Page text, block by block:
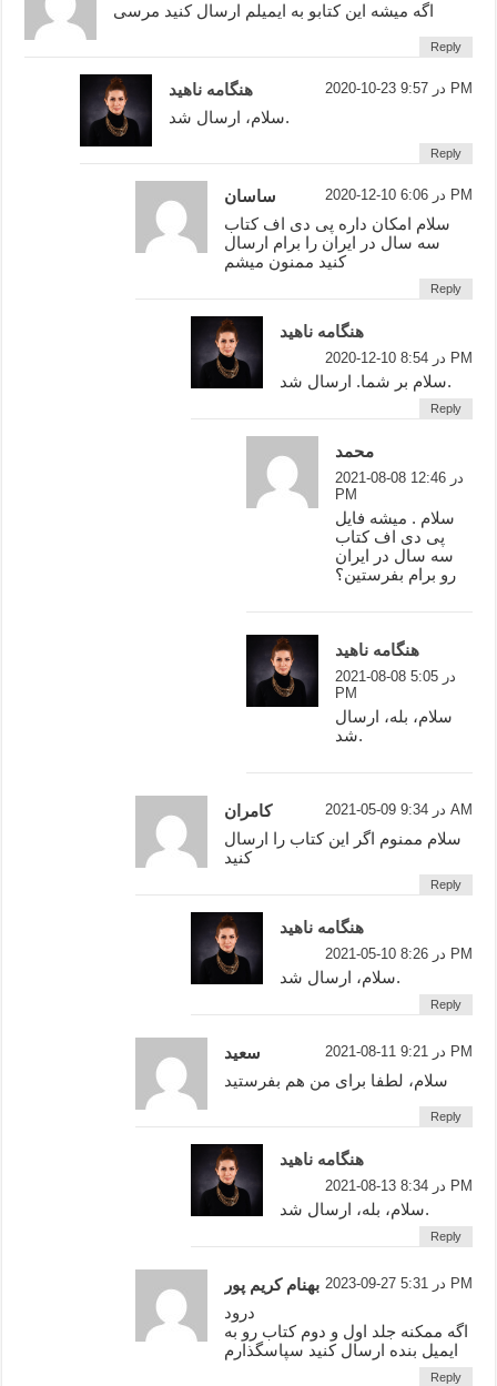
اگه میشه این کتابو به ایمیلم ارسال کنید مرسی
Reply
هنگامه ناهید 2020-10-23 در 9:57 PM
سلام، ارسال شد.
Reply
ساسان 2020-12-10 در 6:06 PM
سلام امکان داره پی دی اف کتاب
سه سال در ایران را برام ارسال
کنید ممنون میشم
Reply
هنگامه ناهید
2020-12-10 در 8:54 PM
سلام بر شما. ارسال شد.
Reply
محمد
2021-08-08 در 12:46
PM
سلام . میشه فایل
پی دی اف کتاب
سه سال در ایران
رو برام بفرستین؟
هنگامه ناهید
2021-08-08 در 5:05
PM
سلام، بله، ارسال
شد.
کامران 2021-05-09 در 9:34 AM
سلام ممنوم اگر این کتاب را ارسال
کنید
Reply
هنگامه ناهید
2021-05-10 در 8:26 PM
سلام، ارسال شد.
Reply
سعید 2021-08-11 در 9:21 PM
سلام، لطفا برای من هم بفرستید
Reply
هنگامه ناهید
2021-08-13 در 8:34 PM
سلام، بله، ارسال شد.
Reply
بهنام کریم پور 2023-09-27 در 5:31 PM
درود
اگه ممکنه جلد اول و دوم کتاب رو به
ایمیل بنده ارسال کنید سپاسگذارم
Reply